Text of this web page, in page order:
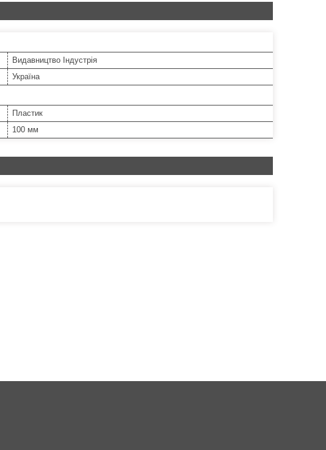
Видавництво Індустрія
Україна
Пластик
100 мм